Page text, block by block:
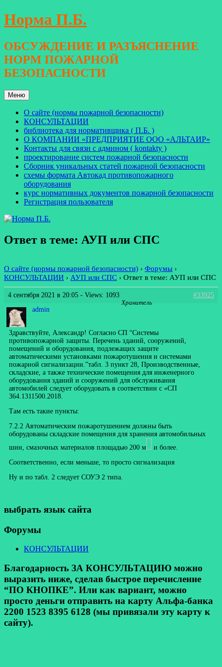
Перейти
к
Норма П.Б.
ОБСУЖДЕНИЕ И РАЗЪЯСНЕНИЕ
НОРМ ПОЖАРНОЙ
БЕЗОПАСНОСТИ
Меню
О сайте (нормы пожарной безопасности)
КОНСУЛЬТАЦИИ
библиотека для нормативщика ( П.Б. )
О КОМПАНИИ «ПРЕДПРИЯТИЕ ООО «АЛЬТАИР»
Контакты для связи с админом ( kontakty )
проектирование систем пожарной безопасности
Сборник уникальных статей пожарной безопасности
схемы формата Автокад противопожарного
оборудования
курс нормативных документов пожарной безопасности
Регистрация пользователя
Ответ в теме: АУП или СПС
О сайте (нормы пожарной безопасности) › Форумы ›
КОНСУЛЬТАЦИИ › АУП или СПС › Ответ в теме: АУП или СПС
4 сентября 2021 в 20:05 - Views: 1093
#33925
admin
Хранитель
Здравствуйте, Александр! Согласно СП “Системы
противопожарной защиты. Перечень зданий, сооружений,
помещений и оборудования, подлежащих защите
автоматическими установками пожаротушения и системами
пожарной сигнализации.”табл. 3 пункт 28, Производственные,
складские, а также технические помещения для инженерного
оборудования зданий и сооружений для обслуживания
автомобилей следует оборудовать в соответствии с «СП
364.1311500.2018.
Там есть такие пункты:
7.2.2 Автоматическим пожаротушением должны быть
оборудованы складские помещения для хранения автомобильных
шин, смазочных материалов площадью 200 м
и более.
Соответственно, если меньше, то просто сигнализация
Ну и по табл. 2 следует СОУЭ 2 типа.
выбрать язык сайта
Форумы
КОНСУЛЬТАЦИИ
Благодарность ЗА КОНСУЛЬТАЦИЮ можно
выразить ниже, сделав быстрое перечисление
“ПО КНОПКЕ”. Или как вариант, можно
просто деньги отправить на карту Альфа-банка
2200 1523 8395 6128 (мы привязали эту карту к
сайту).